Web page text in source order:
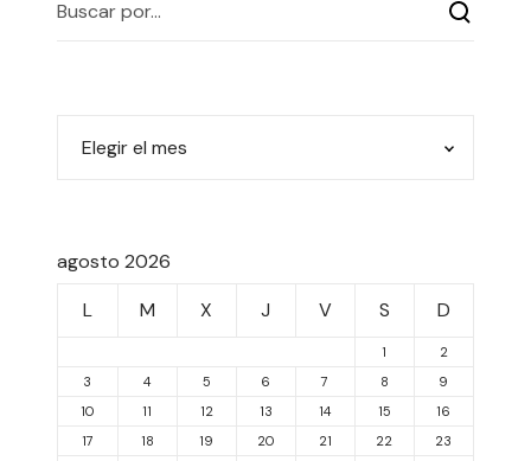
agosto 2026
L
M X J V S D
1
2
3
4 5 6 7 8
9
10
11 12 13 14 15
16
17
18 19 20 21 22
23